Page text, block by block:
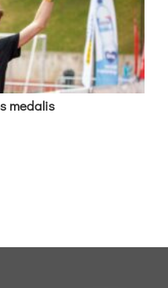
me­da­lis